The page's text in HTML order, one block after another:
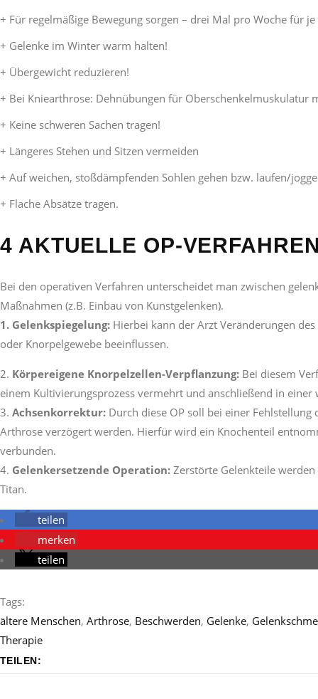
+ Für regelmäßige Bewegung sorgen – drei Mal pro Woche für
+ Gelenke im Winter warm halten!
+ Übergewicht reduzieren!
+ Bei Kniearthrose: Dehnübungen für Oberschenkelmuskulatur
+ Keine schweren Sachen tragen!
+ Längeres Stehen und Sitzen vermeiden
+ Auf weichen, stoßdämpfenden Sohlen gehen bzw. laufen/
+ Flache Absätze tragen.
4 AKTUELLE OP-
Bei den operativen Verfahren unterscheidet man zwischen
Maßnahmen (z.B. Einbau von Kunstgelenken).
1. Gelenkspiegelung: Hierbei kann der Arzt Veränderungen
oder Knorpelgewebe beeinflussen.
Körpereigene Knorpelzellen-Verpflanzung: Bei diesem
einem Kultivierungsprozess vermehrt und anschließend in
Achsenkorrektur: Durch diese OP soll bei einer
Arthrose verzögert werden. Hierfür wird ein Knochenteil
verbunden.
Gelenkersetzende Operation: Zerstörte Gelenkteile
Titan.
teilen
merken
teilen
Tags:
ältere Menschen, Arthrose, Beschwerden, Gelenke,
Therapie
TEILEN: